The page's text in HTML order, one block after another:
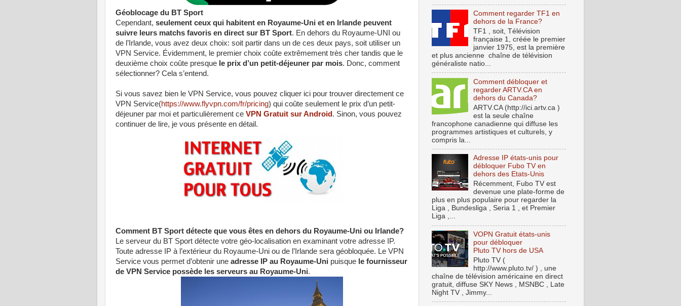
Géoblocage du BT Sport
Cependant, seulement ceux qui habitent en Royaume-Uni et en Irlande peuvent
suivre leurs matchs favoris en direct sur BT Sport. En dehors du Royaume-UNI ou
de l’Irlande, vous avez deux choix: soit partir dans un de ces deux pays, soit utiliser un
VPN Service. Évidemment, le premier choix coûte extrêmement très cher tandis que le
deuxième choix coûte presque le prix d’un petit-déjeuner par mois. Donc, comment
sélectionner? Cela s’entend.
Si vous savez bien le VPN Service, vous pouvez cliquer ici pour trouver directement ce
VPN Service(https://www.flyvpn.com/fr/pricing) qui coûte seulement le prix d’un petit-
déjeuner par moi et particulièrement ce VPN Gratuit sur Android. Sinon, vous pouvez
continuer de lire, je vous présente en détail.
Comment BT Sport détecte que vous êtes en dehors du Royaume-Uni ou Irlande?
Le serveur du BT Sport détecte votre géo-localisation en examinant votre adresse IP.
Toute adresse IP à l’extérieur du Royaume-Uni ou de l’Irlande sera géobloquée. Le VPN
Service vous permet d’obtenir une adresse IP au Royaume-Uni puisque le fournisseur
de VPN Service possède les serveurs au Royaume-Uni.
Comment regarder TF1 en
dehors de la France?
TF1 , soit, Télévision
française 1, créée le premier
janvier 1975, est la première
et plus ancienne chaîne de télévision
généraliste natio...
Comment débloquer et
regarder ARTV.CA en
dehors du Canada?
ARTV.CA (http://ici.artv.ca )
est la seule chaîne
francophone canadienne qui diffuse les
programmes artistiques et culturels, y
compris la...
Adresse IP états-unis pour
débloquer Fubo TV en
dehors des Etats-Unis
Récemment, Fubo TV est
devenue une plate-forme de
plus en plus populaire pour regarder la
Liga , Bundesliga , Seria 1 , et Premier
Liga ,...
VOPN Gratuit états-unis
pour débloquer
Pluto TV hors de USA
Pluto TV (
http://www.pluto.tv/ ) , une
chaîne de télévision américaine en direct
gratuit, diffuse SKY News , MSNBC , Late
Night TV , Jimmy...